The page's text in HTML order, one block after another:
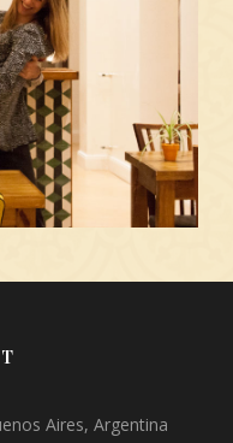
Aires, Argentina